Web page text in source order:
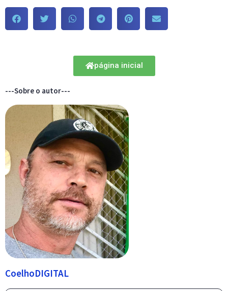
página inicial
---Sobre o autor---
CoelhoDIGITAL